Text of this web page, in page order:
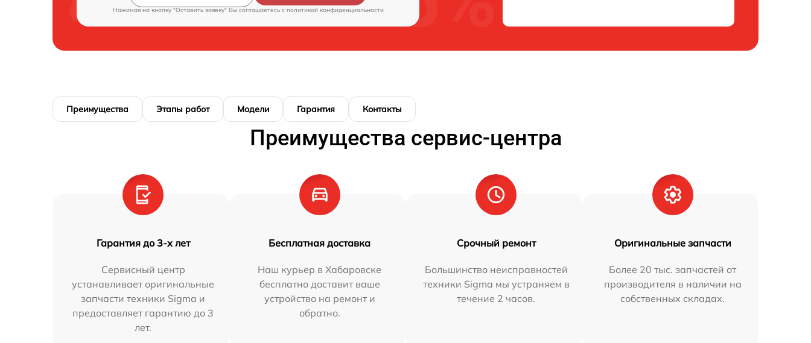
Нажимая на кнопку "Оставить заявку" Вы соглашаетесь c политикой конфиденциальности
Преимущества Этапы работ Модели Гарантия Контакты
Преимущества сервис-центра
Гарантия до 3-х лет
Сервисный центр
устанавливает оригинальные
запчасти техники Sigma и
предоставляет гарантию до 3
лет.
Бесплатная доставка
Наш курьер в Хабаровске
бесплатно доставит ваше
устройство на ремонт и
обратно.
Срочный ремонт
Большинство неисправностей
техники Sigma мы устраняем в
течение 2 часов.
Оригинальные запчасти
Более 20 тыс. запчастей от
производителя в наличии на
собственных складах.